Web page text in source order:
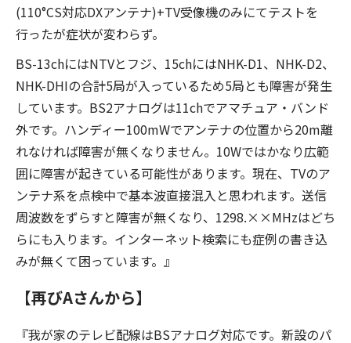
(110°CS対応DXアンテナ)+TV受像機のみにてテストを
行ったが症状が変わらず。
BS-13chにはNTVとフジ、15chにはNHK-D1、NHK-D2、
NHK-DHIの合計5局が入っているため5局とも障害が発生
しています。BS2アナログは11chでアマチュア・バンド
外です。ハンディー100mWでアンテナの位置から20m離
れなければ障害が無くなりません。10Wではかなり広範
囲に障害が起きている可能性があります。現在、TVのア
ンテナ系を点検中で基本波直接混入と思われます。送信
周波数をずらすと障害が無くなり、1298.××MHzはどち
らにも入ります。インターネット検索にも症例の書き込
みが無くて困っています。』
【再びAさんから】
『我が家のテレビ配線はBSアナログ対応です。新設のパ